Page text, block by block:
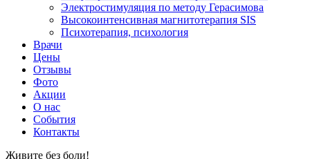
Электростимуляция по методу Герасимова
Высокоинтенсивная магнитотерапия SIS
Психотерапия, психология
Врачи
Цены
Отзывы
Фото
Акции
О нас
События
Контакты
Живите без боли!